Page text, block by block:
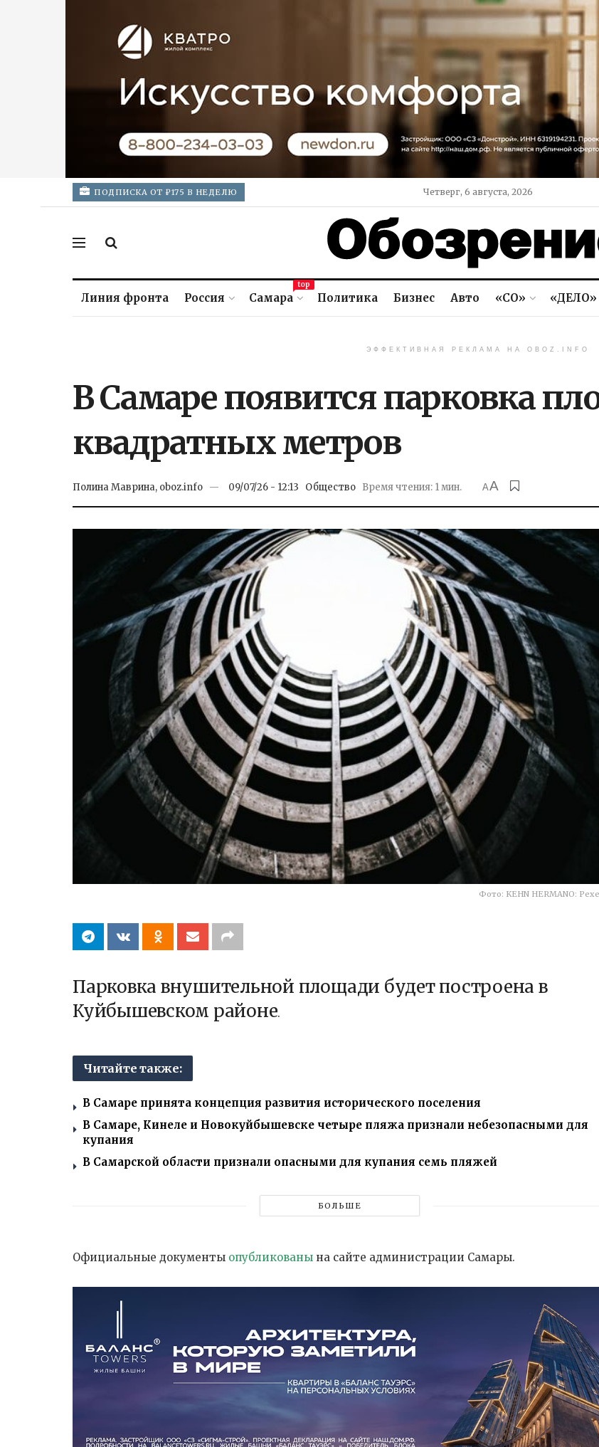
ПОДПИСКА ОТ ₽175 В НЕДЕЛЮ Четверг, 6 августа, 2026
Линия фронта Россия Самара
top
Политика Бизнес Авто «СО» «ДЕЛО»
ЭФФЕКТИВНАЯ РЕКЛАМА НА OBOZ.INFO
В Самаре появится парковка
квадратных метров
Полина Маврина, oboz.info 09/07/26 - 12:13 Общество Время чтения: 1 мин. AA
Фото: KEHN HERMANO:
Парковка внушительной площади будет построена в
Куйбышевском районе.
Читайте также:
В Самаре принята концепция развития исторического поселения
В Самаре, Кинеле и Новокуйбышевске четыре пляжа признали небезопасными для
купания
В Самарской области признали опасными для купания семь пляжей
БОЛЬШЕ
Официальные документы опубликованы на сайте администрации Самары.